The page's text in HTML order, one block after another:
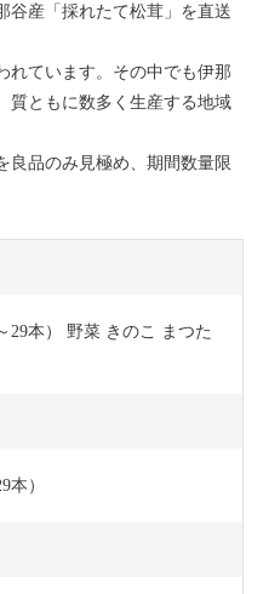
谷産「採れたて松茸」を直送
れています。その中でも伊那
質ともに数多く生産する地域
良品のみ見極め、期間数量限
29本） 野菜 きのこ まつた
本）